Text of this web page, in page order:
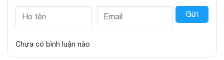
Gửi
Chưa có bình luận nào